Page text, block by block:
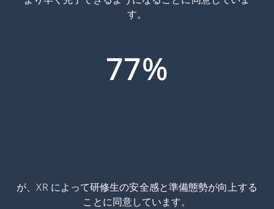
77%
が、XR によって研修生の安全感と準備態勢が向上する
ことに同意しています。
す。